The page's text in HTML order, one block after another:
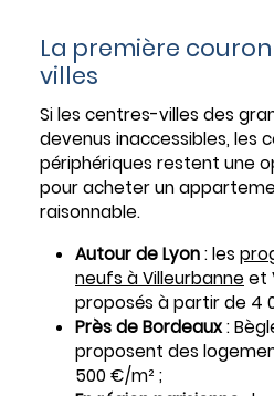
La première
villes
Si les centres-villes des
devenus inaccessibles, les
périphériques restent une
pour acheter un
raisonnable.
Autour de Lyon: les
neufs à Villeurbanne et
proposés à partir de 4
Près de Bordeaux:
proposent des
500 €/m² ;